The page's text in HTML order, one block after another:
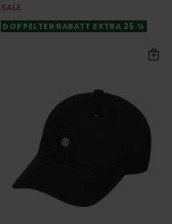
SALE
DOPPELTER RABATT EXTRA 25 %